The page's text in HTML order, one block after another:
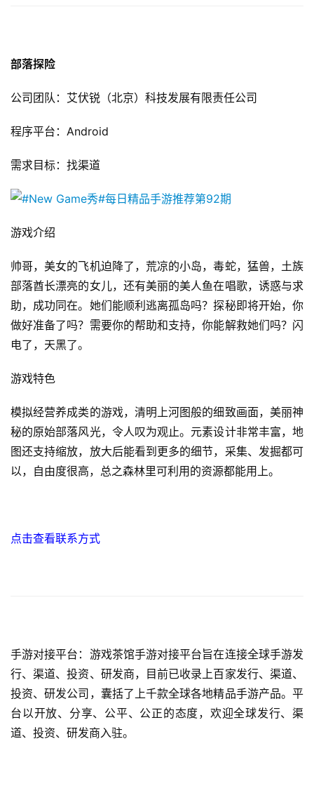
部落探险
公司团队：艾伏锐（北京）科技发展有限责任公司
程序平台：Android
需求目标：找渠道
游戏介绍
帅哥，美女的飞机迫降了，荒凉的小岛，毒蛇，猛兽，土族
部落酋长漂亮的女儿，还有美丽的美人鱼在唱歌，诱惑与求
助，成功同在。她们能顺利逃离孤岛吗？探秘即将开始，你
做好准备了吗？需要你的帮助和支持，你能解救她们吗？闪
电了，天黑了。
游戏特色
模拟经营养成类的游戏，清明上河图般的细致画面，美丽神
秘的原始部落风光，令人叹为观止。元素设计非常丰富，地
图还支持缩放，放大后能看到更多的细节，采集、发掘都可
以，自由度很高，总之森林里可利用的资源都能用上。
点击查看联系方式
手游对接平台：游戏茶馆手游对接平台旨在连接全球手游发
行、渠道、投资、研发商，目前已收录上百家发行、渠道、
投资、研发公司，囊括了上千款全球各地精品手游产品。平
台以开放、分享、公平、公正的态度，欢迎全球发行、渠
道、投资、研发商入驻。